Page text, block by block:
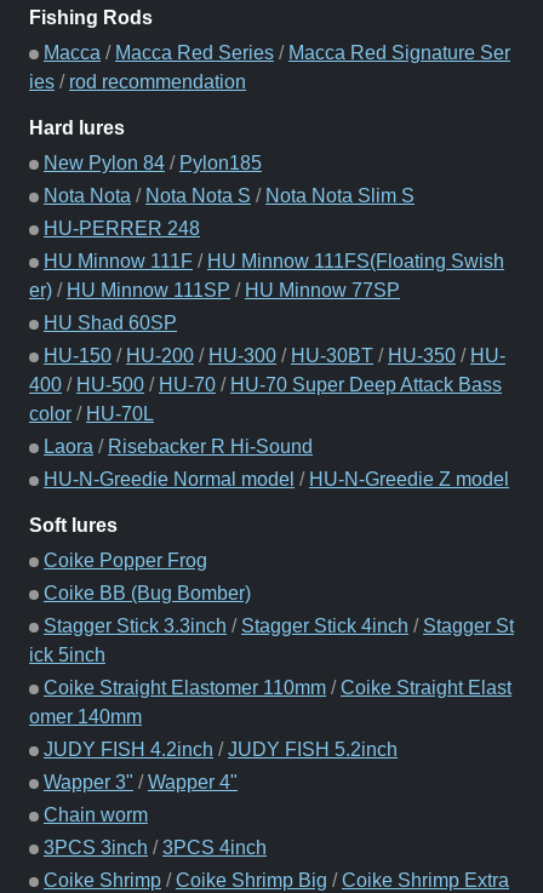
Fishing Rods
Macca / Macca Red Series / Macca Red Signature Ser
ies / rod recommendation
Hard lures
New Pylon 84 / Pylon185
Nota Nota / Nota Nota S / Nota Nota Slim S
HU-PERRER 248
HU Minnow 111F / HU Minnow 111FS(Floating Swish
er) / HU Minnow 111SP / HU Minnow 77SP
HU Shad 60SP
HU-150 / HU-200 / HU-300 / HU-30BT / HU-350 / HU-
400 / HU-500 / HU-70 / HU-70 Super Deep Attack Bass
color / HU-70L
Laora / Risebacker R Hi-Sound
HU-N-Greedie Normal model / HU-N-Greedie Z model
Soft lures
Coike Popper Frog
Coike BB (Bug Bomber)
Stagger Stick 3.3inch / Stagger Stick 4inch / Stagger St
ick 5inch
Coike Straight Elastomer 110mm /Coike Straight Elast
omer 140mm
JUDY FISH 4.2inch /JUDY FISH 5.2inch
Wapper 3" /Wapper 4"
Chain worm
3PCS 3inch /3PCS 4inch
Coike Shrimp /Coike Shrimp Big /Coike Shrimp Extra